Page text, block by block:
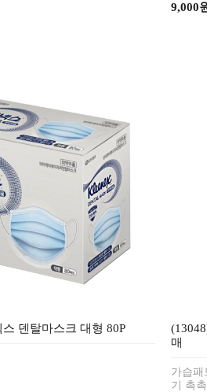
9,000
덴탈마스크 대형 80P
매
가습패
기 촉